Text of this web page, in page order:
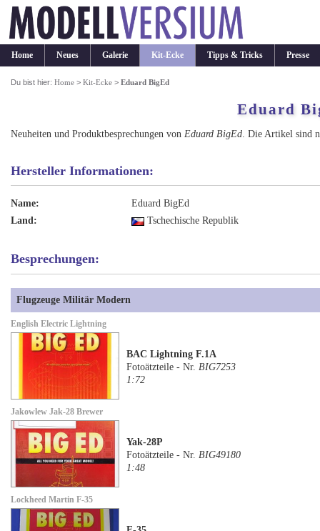
Home Neues Galerie Kit-Ecke Tipps & Tricks Presse
Du bist hier:Home >Kit-Ecke >Eduard BigEd
Eduard
Neuheiten und Produktbesprechungen vonEduard BigEd. Die Artikel sind
Hersteller Informationen:
Name:
Eduard BigEd
Land:
Tschechische Republik
Besprechungen:
Flugzeuge Militär Modern
English Electric Lightning
BAC Lightning F.1A
Fotoätzteile - Nr. BIG7253
1:72
Jakowlew Jak-28 Brewer
Yak-28P
Fotoätzteile - Nr. BIG49180
1:48
Lockheed Martin F-35